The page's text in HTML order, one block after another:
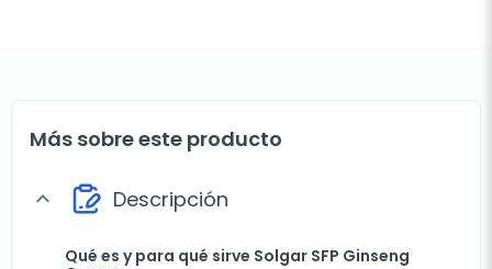
Más sobre este producto
expand_more Descripción
Qué es y para qué sirve Solgar SFP Ginseng